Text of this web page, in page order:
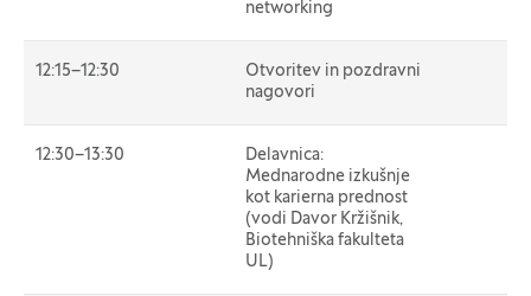
networking
12:15–12:30
Otvoritev in pozdravni
nagovori
12:30–13:30
Delavnica:
Mednarodne izkušnje
kot karierna prednost
(vodi Davor Kržišnik,
Biotehniška fakulteta
UL)